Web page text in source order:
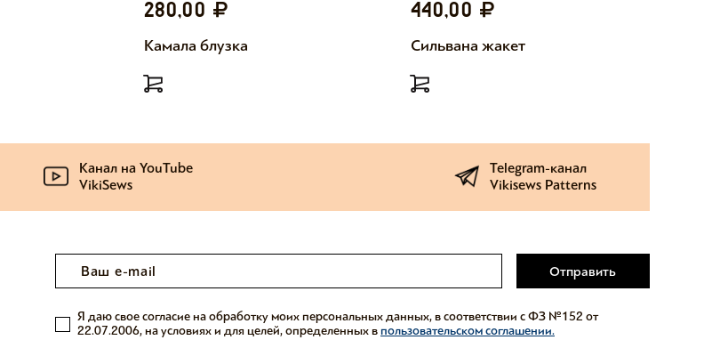
280,00
Камала блузка
440,00
Сильвана жакет
Канал на YouTube
VikiSews
Telegram-канал
Vikisews Patterns
Отправить
Я даю свое согласие на обработку моих персональных данных, в соответствии с ФЗ №152 от
22.07.2006, на условиях и для целей, определенных впользовательском соглашении.